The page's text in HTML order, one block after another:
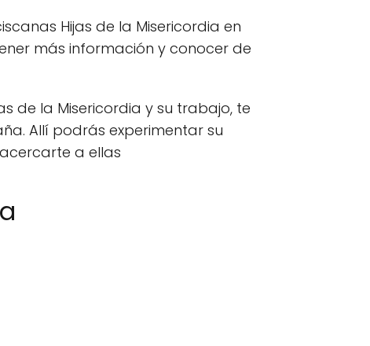
Hijas de la Misericordia en
más información y conocer de
de la Misericordia y su trabajo, te
Allí podrás experimentar su
a ellas